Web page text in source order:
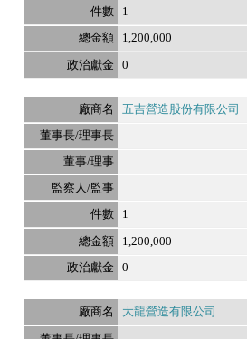
1
1,200,000
0
五吉營造股份有限公司
1
1,200,000
0
大龍營造有限公司